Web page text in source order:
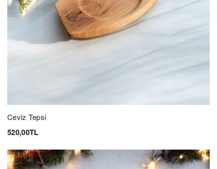
Ceviz Tepsi
520,00TL